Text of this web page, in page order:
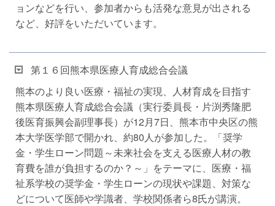
ョンなどを行い、参加者からも活発な意見が出される
など、好評をいただいています。
第１６回熊本県医療人育成総合会議
熊本のより良い医療・福祉の実現、人材育成を目指す
熊本県医療人育成総合会議（実行委員長・片渕秀隆肥
後医育振興会副理事長）が12月7日、熊本市中央区の熊
本大学医学部で開かれ、約80人が参加した。「奨学
金・学生ローン問題～未来社会を支える医療人材の教
育費を誰が負担するのか？～」をテーマに、医療・福
祉系学校の奨学金・学生ローンの現状や課題、対策な
どについて医師や学識者、学校関係者ら8氏が講演。